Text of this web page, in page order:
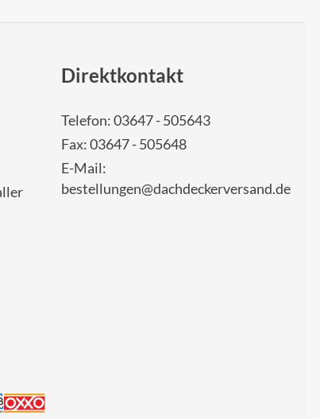
Direktkontakt
Telefon: 03647 - 505643
Fax: 03647 - 505648
E-Mail:
bestellungen@dachdeckerversand.de